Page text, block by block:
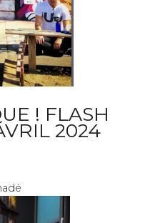
! FLASH
2024